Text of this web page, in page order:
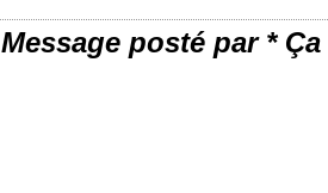
Message posté par * Ça